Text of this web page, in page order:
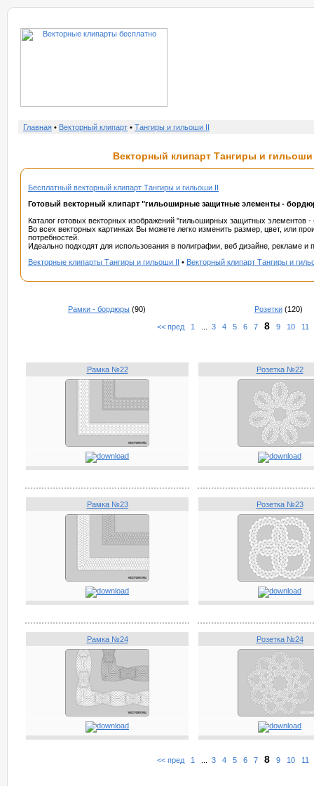
Главная • Векторный клипарт • Тангиры и гильоши II
Векторный клипарт Тангиры и
Бесплатный векторный клипарт Тангиры и гильоши II
Готовый векторный клипарт "гильоширные защитные элементы -
Каталог готовых векторных изображений "гильоширных защитных элементов -
Во всех векторных картинках Вы можете легко изменить размер, цвет, или
потребностей.
Идеально подходят для использования в полиграфии, веб дизайне, рекламе и
Векторные клипарты Тангиры и гильоши II
• Векторный клипарт Тангиры и
Рамки - бордюры (90) Розетки (120)
<< пред 1 3 4 5 6 7 8 9 10 11
Рамка №22 Розетка №22
Рамка №23 Розетка №23
Рамка №24 Розетка №24
<< пред 1 3 4 5 6 7 8 9 10 11